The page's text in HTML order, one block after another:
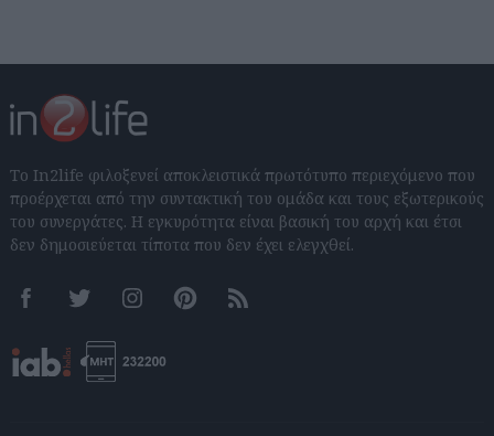
Το In2life φιλοξενεί αποκλειστικά πρωτότυπο περιεχόμενο που
προέρχεται από την συντακτική του ομάδα και τους εξωτερικούς
του συνεργάτες. Η εγκυρότητα είναι βασική του αρχή και έτσι
δεν δημοσιεύεται τίποτα που δεν έχει ελεγχθεί.
FacebookTwitter InstagramPinterestRSS feeds